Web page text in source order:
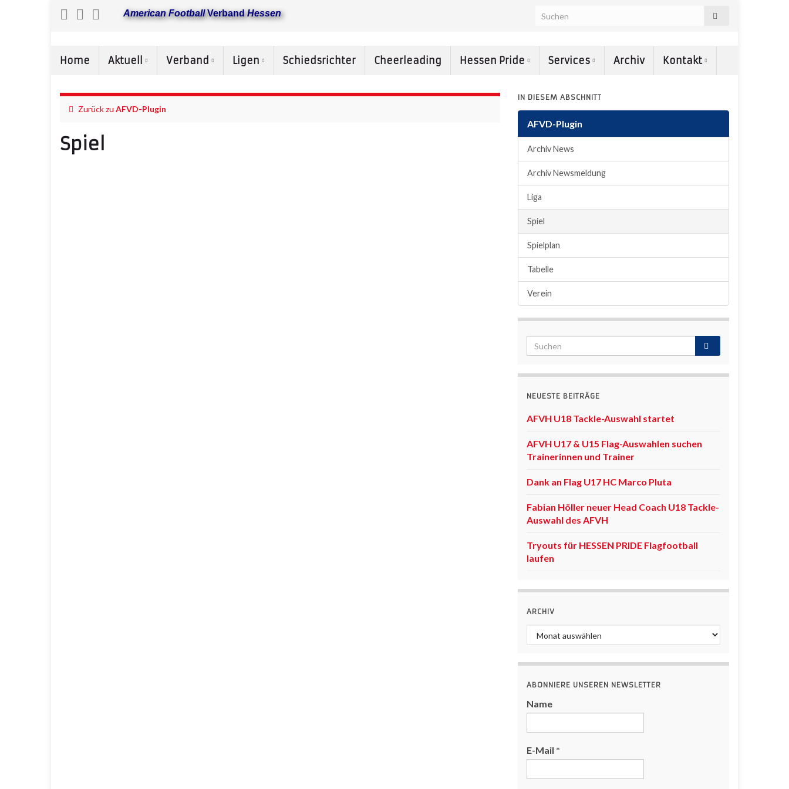
American FootballVerbandHessen
Home Aktuell Verband Ligen Schiedsrichter Cheerleading Hessen Pride Services Archiv Kontakt
Zurück zu AFVD-Plugin
Spiel
IN DIESEM ABSCHNITT
AFVD-Plugin
Archiv News
Archiv Newsmeldung
Liga
Spiel
Spielplan
Tabelle
Verein
NEUESTE BEITRÄGE
AFVH U18 Tackle-Auswahl startet
AFVH U17 & U15 Flag-Auswahlen suchen
Trainerinnen und Trainer
Dank an Flag U17 HC Marco Pluta
Fabian Höller neuer Head Coach U18 Tackle-
Auswahl des AFVH
Tryouts für HESSEN PRIDE Flagfootball
laufen
ARCHIV
Archiv
ABONNIERE UNSEREN NEWSLETTER
Name
E-Mail *